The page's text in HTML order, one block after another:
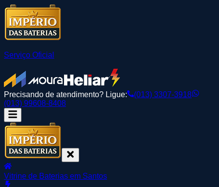
Serviço Oficial
Precisando de atendimento? Ligue:
(013) 3307-3918
(013) 99608-8408
Vitrine de Baterias em Santos